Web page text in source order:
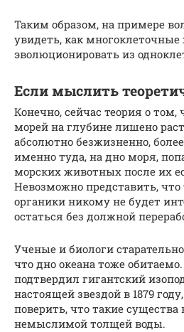
Таким образом, на примере
увидеть, как
эволюционировать из
Если мыслить
Конечно, сейчас теория о том,
морей на глубине лишено
абсолютно безжизненно,
именно туда, на дно моря,
морских животных после их
Невозможно представить, что
органики никому не будет
остаться без должной
Ученые и биологи
что дно океана тоже
подтвердил гигантский
настоящей звездой в 1879
поверить, что такие
немыслимой толщей воды.